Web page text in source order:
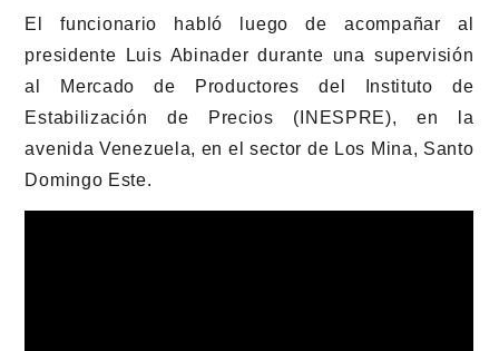
El funcionario habló luego de acompañar al
presidente Luis Abinader durante una supervisión
al Mercado de Productores del Instituto de
Estabilización de Precios (INESPRE), en la
avenida Venezuela, en el sector de Los Mina, Santo
Domingo Este.